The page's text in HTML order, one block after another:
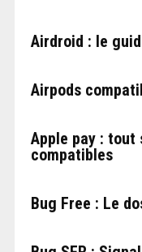
Airdroid : le
Airpods
Apple pay : tout
compatibles
Bug Free : Le